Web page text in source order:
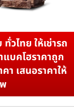
วไทย ให้เช่ารถ
แบคโฮราคาถูก
า เสนอราคาให้